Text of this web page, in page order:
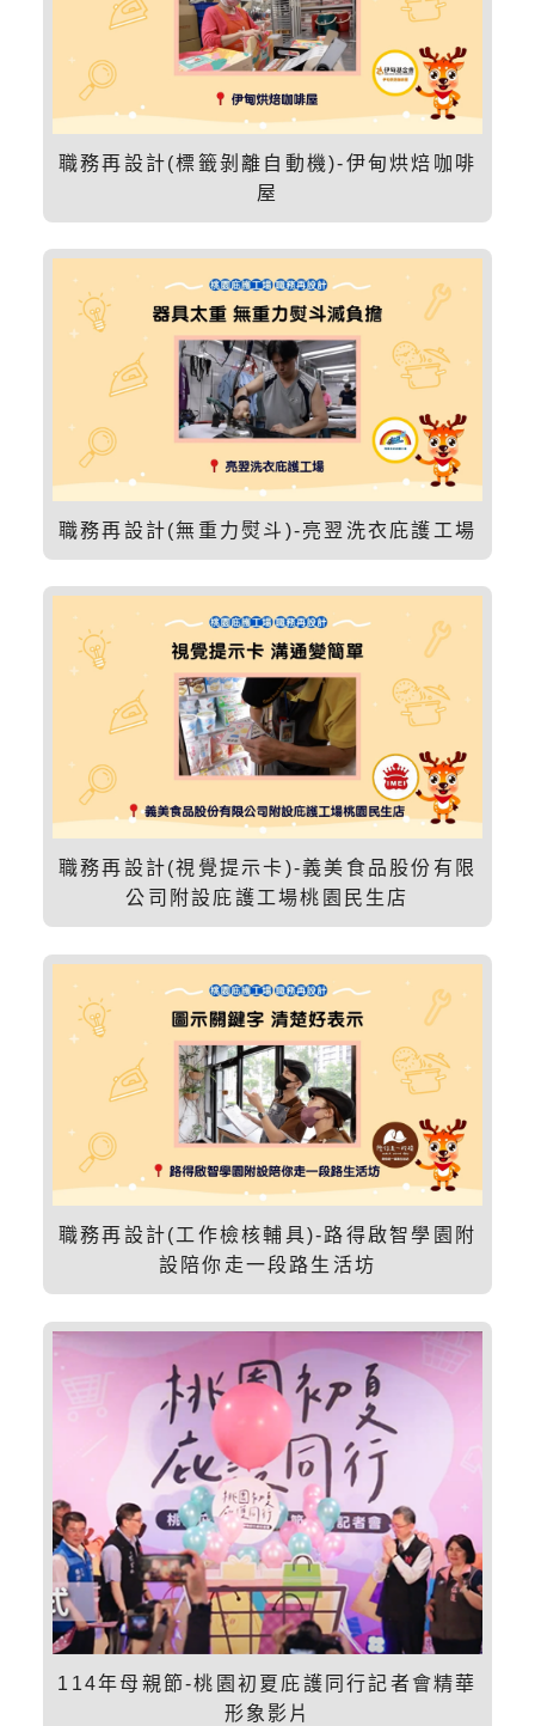
職務再設計(標籤剝離自動機)-伊甸烘焙咖啡
屋
職務再設計(無重力熨斗)-亮翌洗衣庇護工場
職務再設計(視覺提示卡)-義美食品股份有限
公司附設庇護工場桃園民生店
職務再設計(工作檢核輔具)-路得啟智學園附
設陪你走一段路生活坊
114年母親節-桃園初夏庇護同行記者會精華
形象影片